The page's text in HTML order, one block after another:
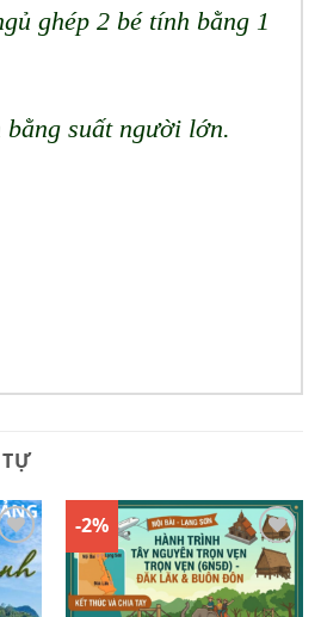
ghép 2 bé tính bằng 1
suất người lớn.
Yêu
-2%
Yêu
Thích